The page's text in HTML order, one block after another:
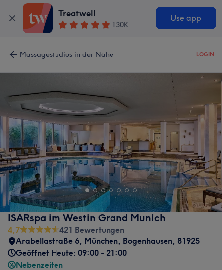
Treatwell
130K
Use app
Massagestudios in der Nähe LOGIN
ISARspa im Westin Grand Munich
4,7
421 Bewertungen
Arabellastraße 6, München, Bogenhausen, 81925
Geöffnet Heute: 09:00 - 21:00
Nebenzeiten